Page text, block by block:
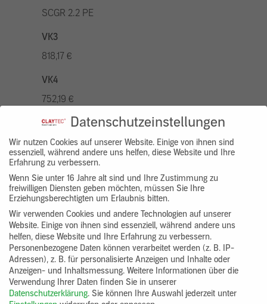
SCGR 2.2 PE
VK3
818,17 €
VK4
752,19 €
VK5
936,94 €
VK7
686,20 €
Gruppenprodukt
yosima_designputz_bigb
Datenschutzeinstellungen
Wir nutzen Cookies auf unserer Website. Einige von ihnen sind
essenziell, während andere uns helfen, diese Website und Ihre
Erfahrung zu verbessern.
Wenn Sie unter 16 Jahre alt sind und Ihre Zustimmung zu
freiwilligen Diensten geben möchten, müssen Sie Ihre
Erziehungsberechtigten um Erlaubnis bitten.
Wir verwenden Cookies und andere Technologien auf unserer
Website. Einige von ihnen sind essenziell, während andere uns
helfen, diese Website und Ihre Erfahrung zu verbessern.
Personenbezogene Daten können verarbeitet werden (z. B. IP-
Adressen), z. B. für personalisierte Anzeigen und Inhalte oder
Anzeigen- und Inhaltsmessung. Weitere Informationen über die
Verwendung Ihrer Daten finden Sie in unserer
Datenschutzerklärung. Sie können Ihre Auswahl jederzeit unter